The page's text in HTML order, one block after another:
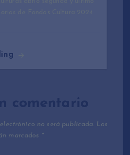
comentario
no será publicada. Los
marcados *